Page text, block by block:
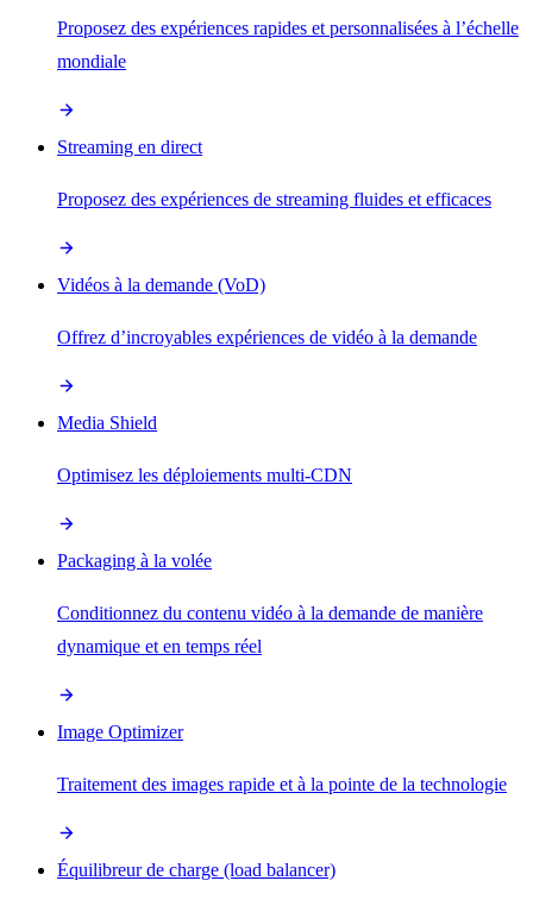
Proposez des expériences rapides et personnalisées à l’échelle
mondiale
Streaming en direct
Proposez des expériences de streaming fluides et efficaces
Vidéos à la demande (VoD)
Offrez d’incroyables expériences de vidéo à la demande
Media Shield
Optimisez les déploiements multi-CDN
Packaging à la volée
Conditionnez du contenu vidéo à la demande de manière
dynamique et en temps réel
Image Optimizer
Traitement des images rapide et à la pointe de la technologie
Équilibreur de charge (load balancer)